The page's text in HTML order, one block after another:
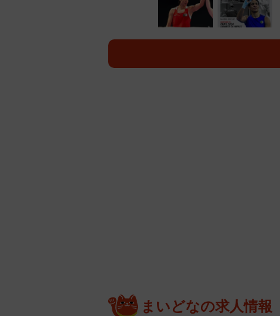
まいどなの求人情報